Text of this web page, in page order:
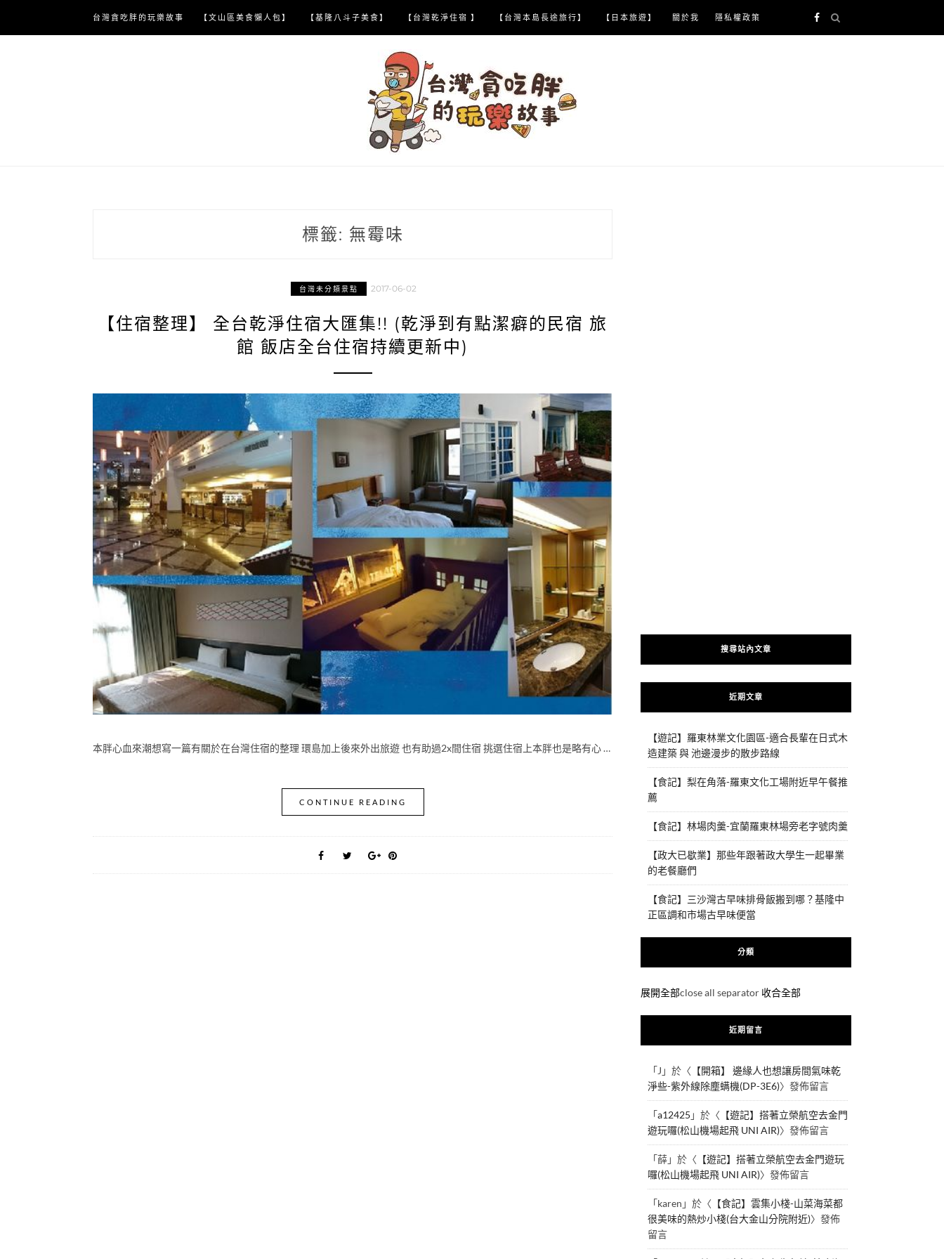
content
台灣貪吃胖的玩樂故事 【文山區美食懶人包】 【基隆八斗子美食】 【台灣乾淨住宿 】 【台灣本島長途旅行】 【日本旅遊】 關於我 隱私權政策
標籤: 無霉味
台灣未分類景點 2017-06-02
【住宿整理】 全台乾淨住宿大匯集!! (乾淨到有點潔癖的民宿 旅
館 飯店全台住宿持續更新中)
本胖心血來潮想寫一篇有關於在台灣住宿的整理 環島加上後來外出旅遊 也有助過2x間住宿 挑選住宿上本胖也是略有心 …
CONTINUE READING
搜尋站內文章
近期文章
【遊記】羅東林業文化園區-適合長輩在日式木
造建築 與 池邊漫步的散步路線
【食記】梨在角落-羅東文化工場附近早午餐推
薦
【食記】林場肉羹-宜蘭羅東林場旁老字號肉羹
【政大已歇業】那些年跟著政大學生一起畢業
的老餐廳們
【食記】三沙灣古早味排骨飯搬到哪？基隆中
正區調和市場古早味便當
分類
展開全部close all separator 收合全部
近期留言
「J 」於〈 【開箱】 邊緣人也想讓房間氣味乾
淨些-紫外線除塵螨機(DP-3E6)〉發佈留言
「a12425 」於〈 【遊記】搭著立榮航空去金門
遊玩囉(松山機場起飛 UNI AIR)〉發佈留言
「薛」於〈 【遊記】搭著立榮航空去金門遊玩
囉(松山機場起飛 UNI AIR)〉發佈留言
「karen 」於〈 【食記】雲集小棧-山菜海菜都
很美味的熱炒小棧(台大金山分院附近)〉發佈
留言